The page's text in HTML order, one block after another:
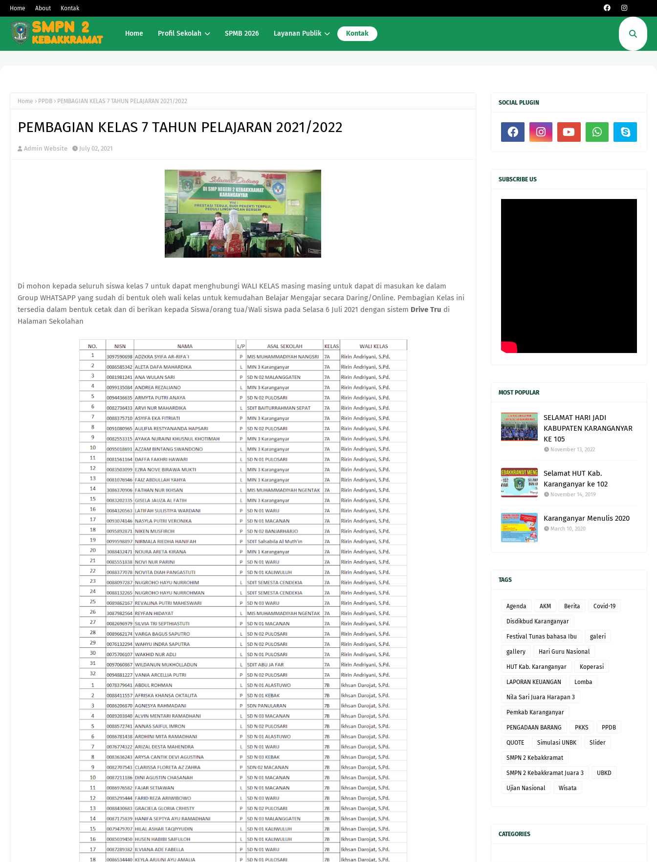
Home About Kontak
Home Profil Sekolah SPMB 2026 Layanan Publik Kontak
Home PPDB PEMBAGIAN KELAS 7 TAHUN PELAJARAN 2021/2022
PEMBAGIAN KELAS 7 TAHUN PELAJARAN 2021/2022
Admin Website July 02, 2021
Di mohon kepada seluruh siswa kelas 7 untuk dapat menghubungi WALI KELAS masing masing untuk dapat di masukan ke dalam
Group WHATSAPP yang sudah di bentuk oleh wali kelas untuk kemudahan Belajar Mengajar secara Daring/Online. Pembagian Kelas ini
tersedia dalam bentuk cetak dan di berikan kepada Siswa/orang tua/Wali siswa pada Selasa 6 Juli 2021 dengan sistem Drive Tru di
Halaman Sekolahan
SOCIAL PLUGIN
SUBSCRIBE US
MOST POPULAR
SELAMAT HARI JADI
KABUPATEN KARANGANYAR
KE 105
November 13, 2022
Selamat HUT Kab.
Karanganyar ke 102
November 14, 2019
Karanganyar Menulis 2020
March 10, 2020
TAGS
Agenda AKM Berita Covid-19
Disdikbud Karanganyar
Festival Tunas bahasa Ibu galeri
gallery Hari Guru Nasional
HUT Kab. Karanganyar Koperasi
LAPORAN KEUANGAN Lomba
Nila Sari Juara Harapan 3
Pemkab Karanganyar
PENGADAAN BARANG PKKS PPDB
QUOTE Simulasi UNBK Slider
SMPN 2 Kebakkramat
SMPN 2 Kebakkramat Juara 3 UBKD
Ujian Nasional Wisata
CATEGORIES